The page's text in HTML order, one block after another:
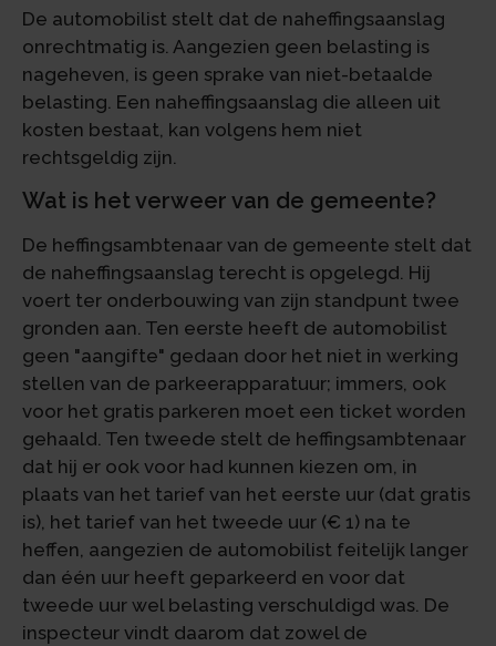
De automobilist stelt dat de naheffingsaanslag
onrechtmatig is. Aangezien geen belasting is
nageheven, is geen sprake van niet-betaalde
belasting. Een naheffingsaanslag die alleen uit
kosten bestaat, kan volgens hem niet
rechtsgeldig zijn.
Wat is het verweer van de gemeente?
De heffingsambtenaar van de gemeente stelt dat
de naheffingsaanslag terecht is opgelegd. Hij
voert ter onderbouwing van zijn standpunt twee
gronden aan. Ten eerste heeft de automobilist
geen "aangifte" gedaan door het niet in werking
stellen van de parkeerapparatuur; immers, ook
voor het gratis parkeren moet een ticket worden
gehaald. Ten tweede stelt de heffingsambtenaar
dat hij er ook voor had kunnen kiezen om, in
plaats van het tarief van het eerste uur (dat gratis
is), het tarief van het tweede uur (€ 1) na te
heffen, aangezien de automobilist feitelijk langer
dan één uur heeft geparkeerd en voor dat
tweede uur wel belasting verschuldigd was. De
inspecteur vindt daarom dat zowel de